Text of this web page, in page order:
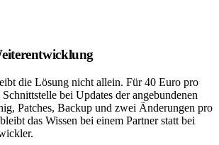
die Lösung nicht allein. Für 40 Euro pro
bei Updates der angebundenen
Patches, Backup und zwei Änderungen pro
das Wissen bei einem Partner statt bei